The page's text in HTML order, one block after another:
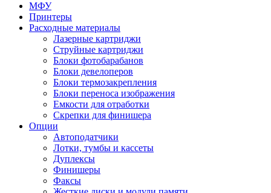
МФУ
Принтеры
Расходные материалы
Лазерные картриджи
Струйные картриджи
Блоки фотобарабанов
Блоки девелоперов
Блоки термозакрепления
Блоки переноса изображения
Емкости для отработки
Скрепки для финишера
Опции
Автоподатчики
Лотки, тумбы и кассеты
Дуплексы
Финишеры
Факсы